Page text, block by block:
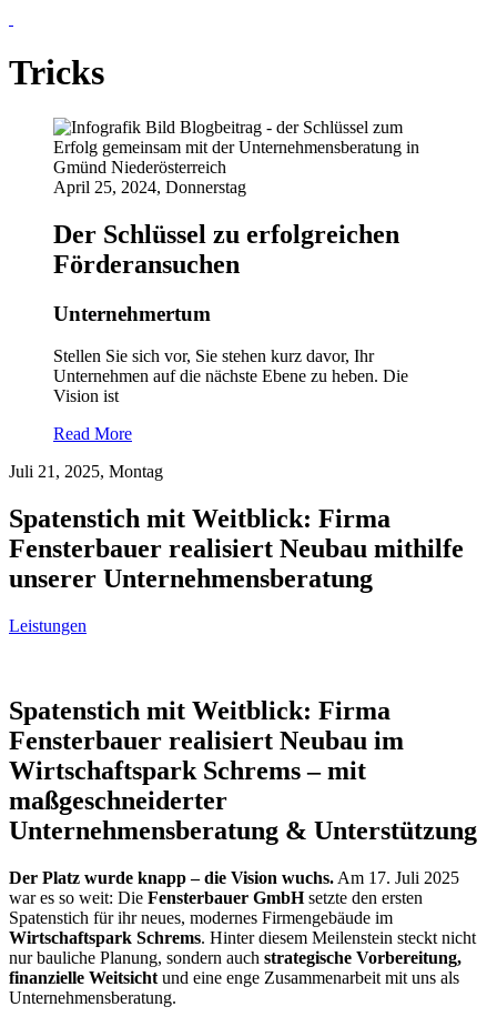
Tricks
April 25, 2024, Donnerstag
Der Schlüssel zu erfolgreichen
Förderansuchen
Unternehmertum
Stellen Sie sich vor, Sie stehen kurz davor, Ihr
Unternehmen auf die nächste Ebene zu heben. Die
Vision ist
Read More
Juli 21, 2025, Montag
Spatenstich mit Weitblick: Firma
Fensterbauer realisiert Neubau mithilfe
unserer Unternehmensberatung
Leistungen
Spatenstich mit Weitblick: Firma
Fensterbauer realisiert Neubau im
Wirtschaftspark Schrems – mit
maßgeschneiderter
Unternehmensberatung & Unterstützung
Der Platz wurde knapp – die Vision wuchs. Am 17. Juli 2025
war es so weit: Die Fensterbauer GmbHsetzte den ersten
Spatenstich für ihr neues, modernes Firmengebäude im
Wirtschaftspark Schrems. Hinter diesem Meilenstein steckt nicht
nur bauliche Planung, sondern auch strategische Vorbereitung,
finanzielle Weitsicht und eine enge Zusammenarbeit mit uns als
Unternehmensberatung.